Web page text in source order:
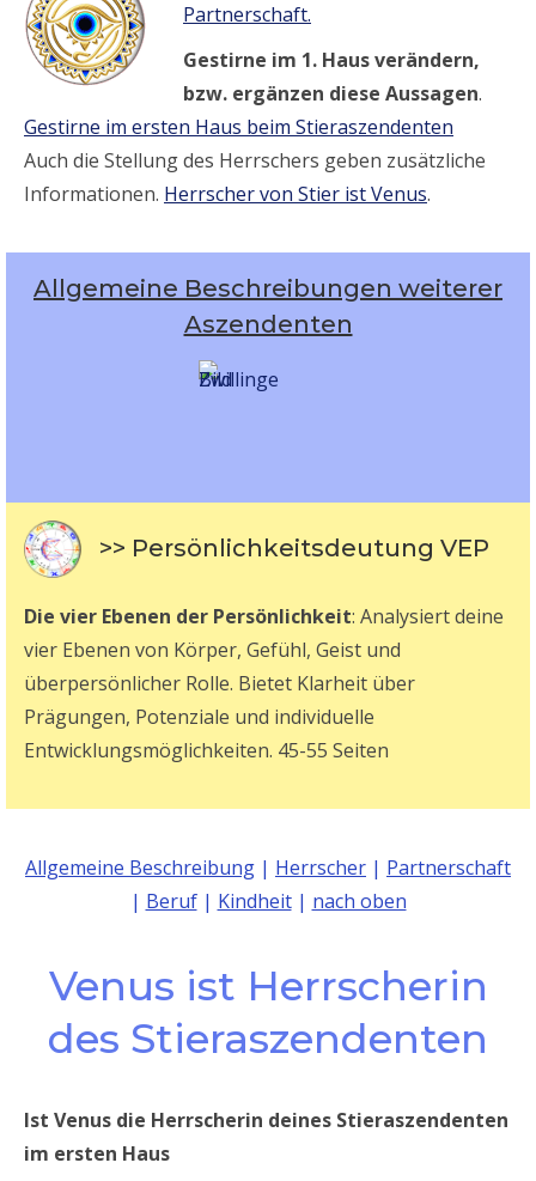
Partnerschaft.
Gestirne im 1. Haus verändern,
bzw. ergänzen diese Aussagen.
Gestirne im ersten Haus beim Stieraszendenten
Auch die Stellung des Herrschers geben zusätzliche
Informationen. Herrscher von Stier ist Venus.
Allgemeine Beschreibungen weiterer
Aszendenten
>> Persönlichkeitsdeutung VEP
Die vier Ebenen der Persönlichkeit: Analysiert deine
vier Ebenen von Körper, Gefühl, Geist und
überpersönlicher Rolle. Bietet Klarheit über
Prägungen, Potenziale und individuelle
Entwicklungsmöglichkeiten. 45-55 Seiten
Allgemeine Beschreibung | Herrscher | Partnerschaft
| Beruf| Kindheit| nach oben
Venus ist Herrscherin
des Stieraszendenten
Ist Venus die Herrscherin deines Stieraszendenten
im ersten Haus